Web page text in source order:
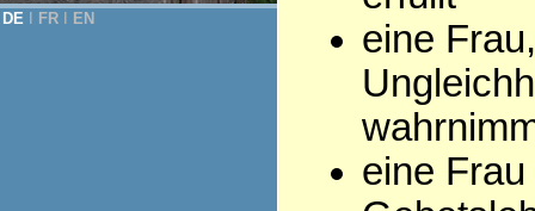
DE FR EN
eine
eine